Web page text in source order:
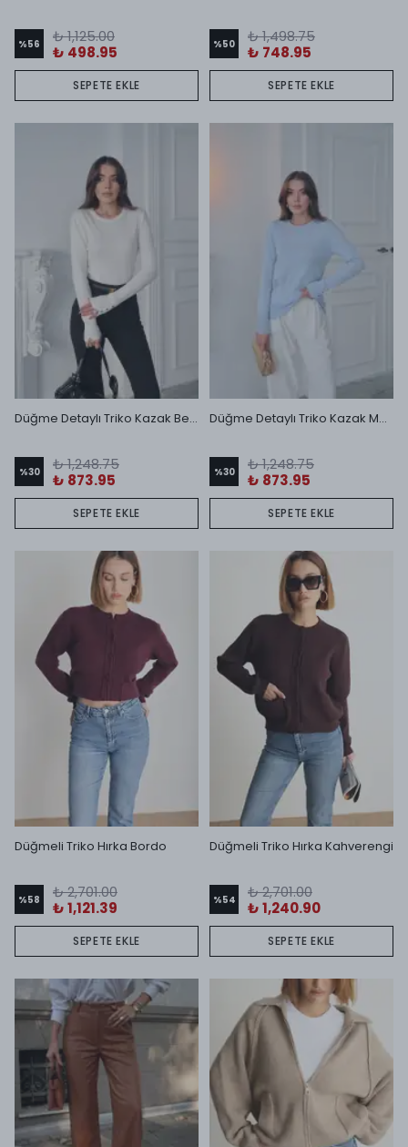
%56
₺ 1,125.00
₺ 498.95
SEPETE EKLE
%50
₺ 1,498.75
₺ 748.95
SEPETE EKLE
Düğme Detaylı Triko Kazak Beyaz
%30
₺ 1,248.75
₺ 873.95
SEPETE EKLE
Düğme Detaylı Triko Kazak Mavi
%30
₺ 1,248.75
₺ 873.95
SEPETE EKLE
Düğmeli Triko Hırka Bordo
%58
₺ 2,701.00
₺ 1,121.39
SEPETE EKLE
Düğmeli Triko Hırka Kahverengi
%54
₺ 2,701.00
₺ 1,240.90
SEPETE EKLE